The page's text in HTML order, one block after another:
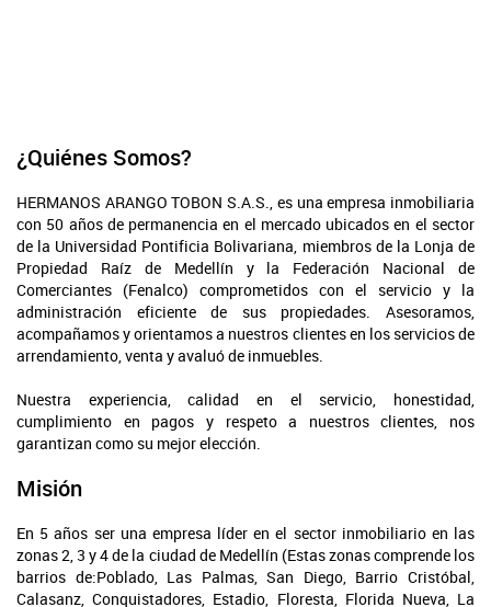
¿Quiénes Somos?
HERMANOS ARANGO TOBON S.A.S., es una empresa inmobiliaria
con 50 años de permanencia en el mercado ubicados en el sector
de la Universidad Pontificia Bolivariana, miembros de la Lonja de
Propiedad Raíz de Medellín y la Federación Nacional de
Comerciantes (Fenalco) comprometidos con el servicio y la
administración eficiente de sus propiedades. Asesoramos,
acompañamos y orientamos a nuestros clientes en los servicios de
arrendamiento, venta y avaluó de inmuebles.
Nuestra experiencia, calidad en el servicio, honestidad,
cumplimiento en pagos y respeto a nuestros clientes, nos
garantizan como su mejor elección.
Misión
En 5 años ser una empresa líder en el sector inmobiliario en las
zonas 2, 3 y 4 de la ciudad de Medellín (Estas zonas comprende los
barrios de:Poblado, Las Palmas, San Diego, Barrio Cristóbal,
Calasanz, Conquistadores, Estadio, Floresta, Florida Nueva, La